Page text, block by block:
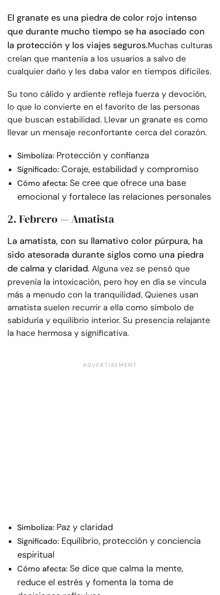
El granate es una piedra de color rojo intenso
que durante mucho tiempo se ha asociado con
la protección y los viajes seguros.Muchas culturas
creían que mantenía a los usuarios a salvo de
cualquier daño y les daba valor en tiempos difíciles.
Su tono cálido y ardiente refleja fuerza y devoción,
lo que lo convierte en el favorito de las personas
que buscan estabilidad. Llevar un granate es como
llevar un mensaje reconfortante cerca del corazón.
Simboliza: Protección y confianza
Significado: Coraje, estabilidad y compromiso
Cómo afecta: Se cree que ofrece una base
emocional y fortalece las relaciones personales
2. Febrero — Amatista
La amatista, con su llamativo color púrpura, ha
sido atesorada durante siglos como una piedra
de calma y claridad. Alguna vez se pensó que
prevenía la intoxicación, pero hoy en día se vincula
más a menudo con la tranquilidad. Quienes usan
amatista suelen recurrir a ella como símbolo de
sabiduría y equilibrio interior. Su presencia relajante
la hace hermosa y significativa.
Simboliza: Paz y claridad
Significado: Equilibrio, protección y conciencia
espiritual
Cómo afecta: Se dice que calma la mente,
reduce el estrés y fomenta la toma de